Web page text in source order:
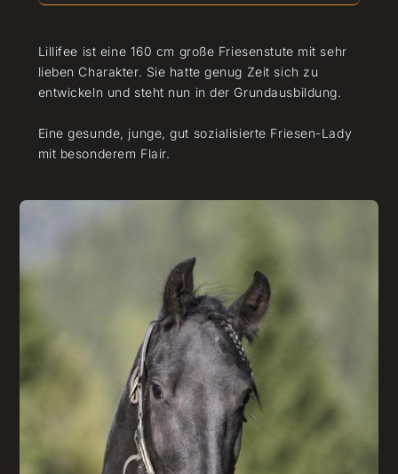
Lillifee ist eine 160 cm große Friesenstute mit sehr
lieben Charakter. Sie hatte genug Zeit sich zu
entwickeln und steht nun in der Grundausbildung.
Eine gesunde, junge, gut sozialisierte Friesen-Lady
mit besonderem Flair.